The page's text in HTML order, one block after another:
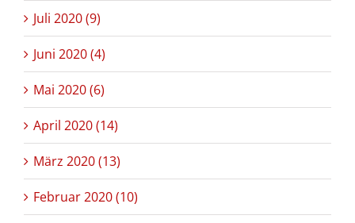
Juli 2020 (9)
Juni 2020 (4)
Mai 2020 (6)
April 2020 (14)
März 2020 (13)
Februar 2020 (10)